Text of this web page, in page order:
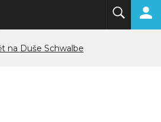
Duše Schwalbe